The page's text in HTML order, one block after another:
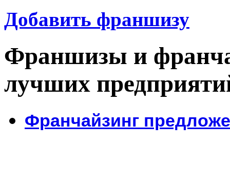
Добавить франшизу
Франшизы и
лучших
Франчайзинг